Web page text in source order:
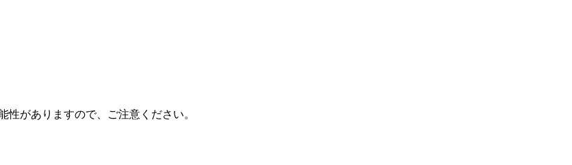
がありますので、ご注意ください。